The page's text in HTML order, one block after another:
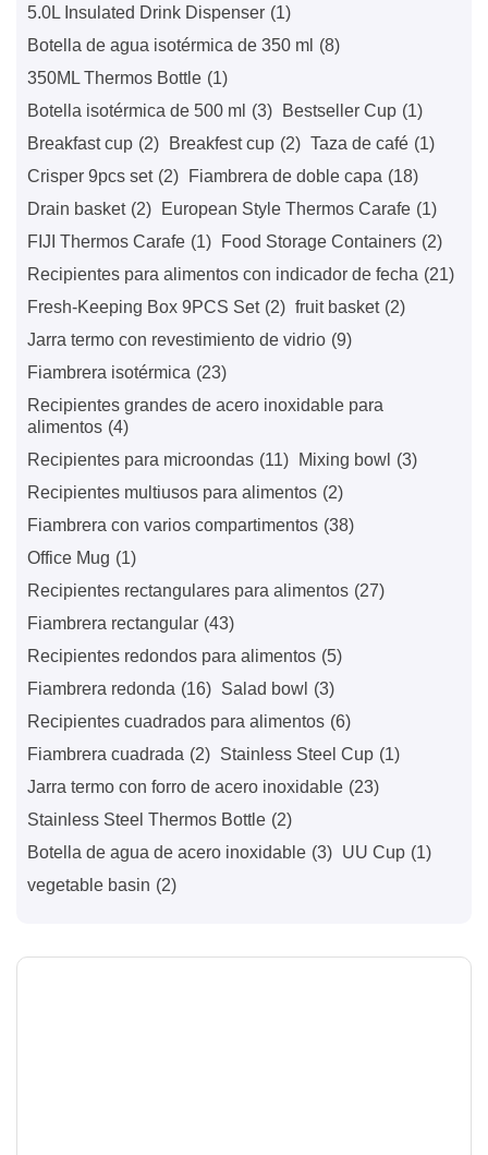
5.0L Insulated Drink Dispenser (1)
Botella de agua isotérmica de 350 ml (8)
350ML Thermos Bottle (1)
Botella isotérmica de 500 ml (3) Bestseller Cup (1)
Breakfast cup (2) Breakfest cup (2) Taza de café (1)
Crisper 9pcs set (2) Fiambrera de doble capa (18)
Drain basket (2) European Style Thermos Carafe (1)
FIJI Thermos Carafe (1) Food Storage Containers (2)
Recipientes para alimentos con indicador de fecha (21)
Fresh-Keeping Box 9PCS Set (2) fruit basket (2)
Jarra termo con revestimiento de vidrio (9)
Fiambrera isotérmica (23)
Recipientes grandes de acero inoxidable para
alimentos (4)
Recipientes para microondas (11) Mixing bowl (3)
Recipientes multiusos para alimentos (2)
Fiambrera con varios compartimentos (38)
Office Mug (1)
Recipientes rectangulares para alimentos (27)
Fiambrera rectangular (43)
Recipientes redondos para alimentos (5)
Fiambrera redonda (16) Salad bowl (3)
Recipientes cuadrados para alimentos (6)
Fiambrera cuadrada (2) Stainless Steel Cup (1)
Jarra termo con forro de acero inoxidable (23)
Stainless Steel Thermos Bottle (2)
Botella de agua de acero inoxidable (3) UU Cup (1)
vegetable basin (2)